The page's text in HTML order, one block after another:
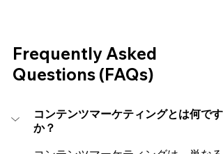
Frequently Asked
Questions (FAQs)
コンテンツマーケティングとは何です
か？